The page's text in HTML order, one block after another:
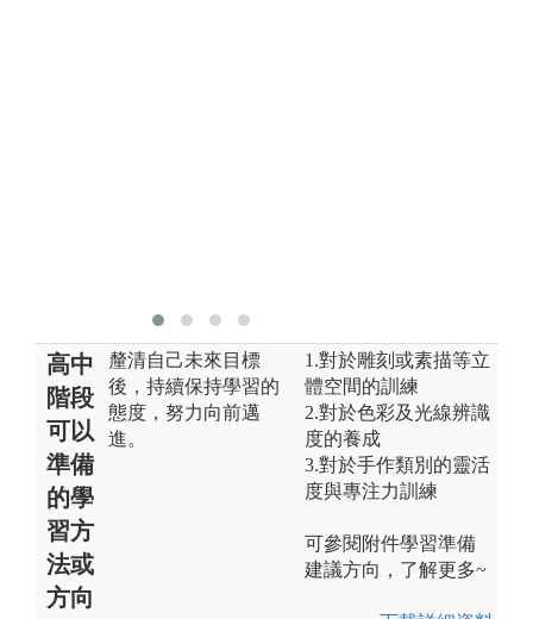
高中
階段
可以
準備
的學
習方
法或
方向
釐清自己未來目標
後，持續保持學習的
態度，努力向前邁
進。
1.對於雕刻或素描等立
體空間的訓練
2.對於色彩及光線辨識
度的養成
3.對於手作類別的靈活
度與專注力訓練
可參閱附件學習準備
建議方向，了解更多~